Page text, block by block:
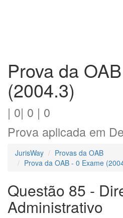
Prova da
(2004.3)
| 0| 0 | 0
Prova aplicada em
JurisWay
Provas da OAB
Prova da OAB - 0 Exame
Questão 85 -
Administrativo